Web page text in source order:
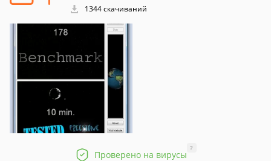
1344 скачиваний
Проверено на вирусы
?